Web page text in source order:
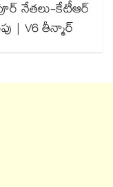
నేతలు-కేటీఆర్
| V6 తీన్మార్